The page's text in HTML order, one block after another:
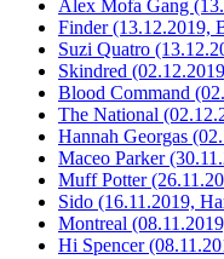
Alex Mofa Gang
Finder (13.12.2019,
Suzi Quatro
Skindred
Blood Command
The National
Hannah Georgas
Maceo Parker
Muff Potter
Sido (16.11.2019,
Montreal
Hi Spencer